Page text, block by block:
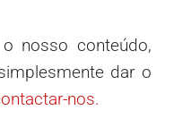
nosso conteúdo,
dar o
nos.